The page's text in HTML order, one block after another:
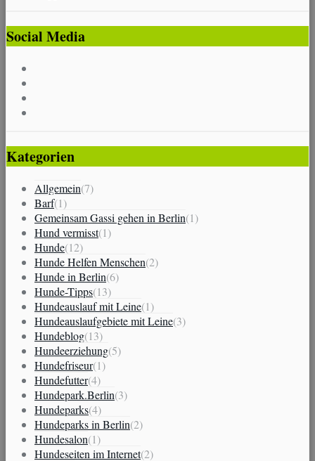
Social Media
Kategorien
Allgemein(7)
Barf(1)
Gemeinsam Gassi gehen in Berlin(1)
Hund vermisst(1)
Hunde(12)
Hunde Helfen Menschen(2)
Hunde in Berlin(6)
Hunde-Tipps(13)
Hundeauslauf mit Leine(1)
Hundeauslaufgebiete mit Leine(3)
Hundeblog(13)
Hundeerziehung(5)
Hundefriseur(1)
Hundefutter(4)
Hundepark.Berlin(3)
Hundeparks(4)
Hundeparks in Berlin(2)
Hundesalon(1)
Hundeseiten im Internet(2)